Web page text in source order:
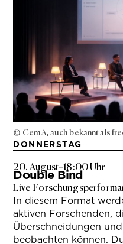
© Cem A, auch bekannt als
DONNERSTAG
20. August–18:00 Uhr
Double Bind
Live-
In diesem Format
aktiven Forschenden,
Überschneidungen
beobachten können.